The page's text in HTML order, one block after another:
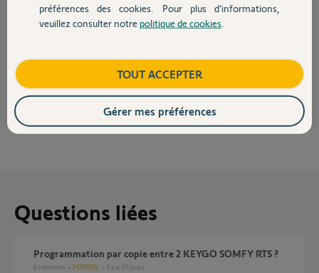
Contact
Il est peut-être sous garantie !
Questions liées
Programmation par copie entre 2 KEYGO SOMFY RTS ?
6 réponses PORTAIL il y a 26 jours
préférences des cookies. Pour plus d’informations,
veuillez consulter notre politique de cookies
TOUT ACCEPTER
Gérer mes préférences